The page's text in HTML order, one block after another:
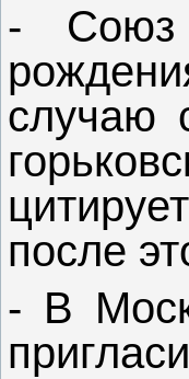
- Союз
случаю
после
- В